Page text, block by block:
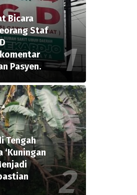
Bicara
Staf
Pasyen.
Tengah
‘Kuningan